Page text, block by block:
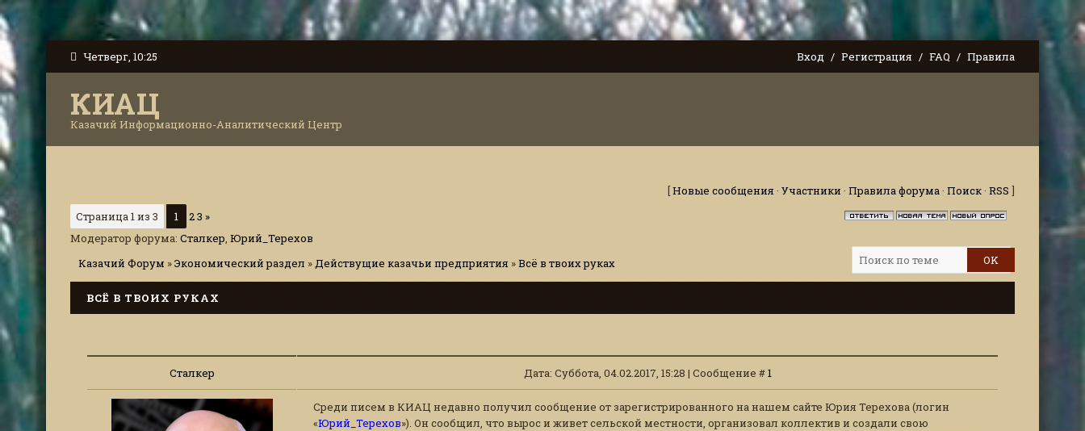
Четверг, 10:25 Вход Регистрация FAQ Правила
КИАЦ
Казачий Информационно-Аналитический Центр
[Новые сообщения · Участники · Правила форума· Поиск· RSS ]
Страница1из 3 1 23 »
Модератор форума: Сталкер, Юрий_Терехов
Казачий Форум »Экономический раздел »Действущие казачьи предприятия »Всё в твоих руках
ВСЁ В ТВОИХ РУКАХ
Сталкер Дата: Суббота, 04.02.2017, 15:28 | Сообщение #1
Среди писем в КИАЦ недавно получил сообщение от зарегистрированного на нашем сайте Юрия Терехова (логин
«Юрий_Терехов»). Он сообщил, что вырос и живет сельской местности, организовал коллектив и создали свою